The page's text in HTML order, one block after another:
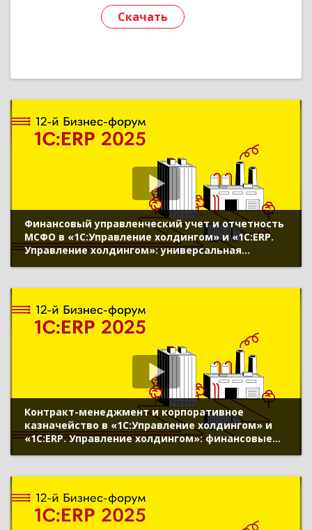
Скачать
Финансовый управленческий учет и отчетность
МСФО в «1С:Управление холдингом» и «1С:ERP.
Управление холдингом»: универсальная
инструментов, Smart close и консолидации
отчетности
Контракт-менеджмент и корпоративное
казначейство в «1С:Управление холдингом» и
«1С:ERP. Управление холдингом»: финансовые
процентными, кредитными и валютными
рисками